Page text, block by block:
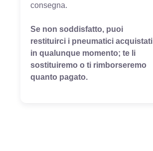
consegna.
Se non soddisfatto, puoi
restituirci i pneumatici acquistati
in qualunque momento; te li
sostituiremo o ti rimborseremo
quanto pagato.